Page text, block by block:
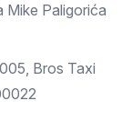
Mike Paligorića
Bros Taxi